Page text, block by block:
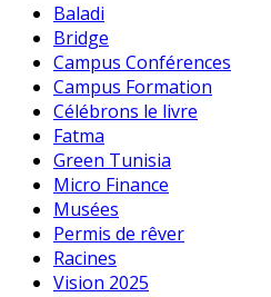
Baladi
Bridge
Campus Conférences
Campus Formation
Célébrons le livre
Fatma
Green Tunisia
Micro Finance
Musées
Permis de rêver
Racines
Vision 2025